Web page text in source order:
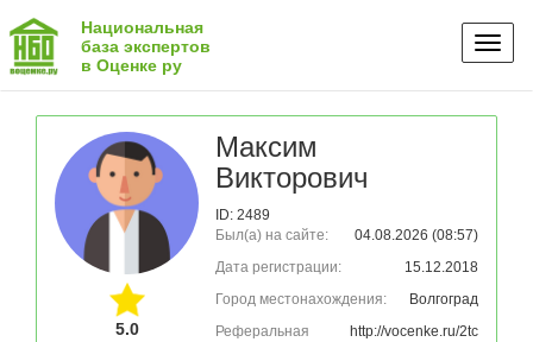
Национальная
база экспертов
в Оценке ру
5.0
Максим
Викторович
ID: 2489
Был(а) на сайте:
04.08.2026 (08:57)
Дата регистрации:
15.12.2018
Город местонахождения:
Волгоград
Реферальная
http://vocenke.ru/2tc